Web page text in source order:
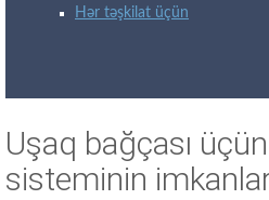
Hər təşkilat üçün
Uşaq bağçası
sisteminin